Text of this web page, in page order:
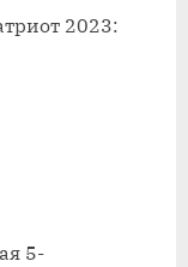
2023:
5-